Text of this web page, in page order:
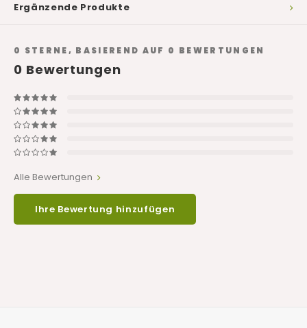
Ergänzende Produkte
0 STERNE, BASIEREND AUF 0 BEWERTUNGEN
0 Bewertungen
Alle Bewertungen
Ihre Bewertung hinzufügen